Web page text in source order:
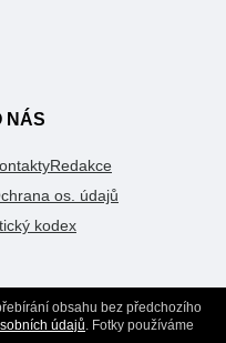
NÁS
Redakce
os. údajů
kodex
obsahu bez předchozího
údajů . Fotky používáme